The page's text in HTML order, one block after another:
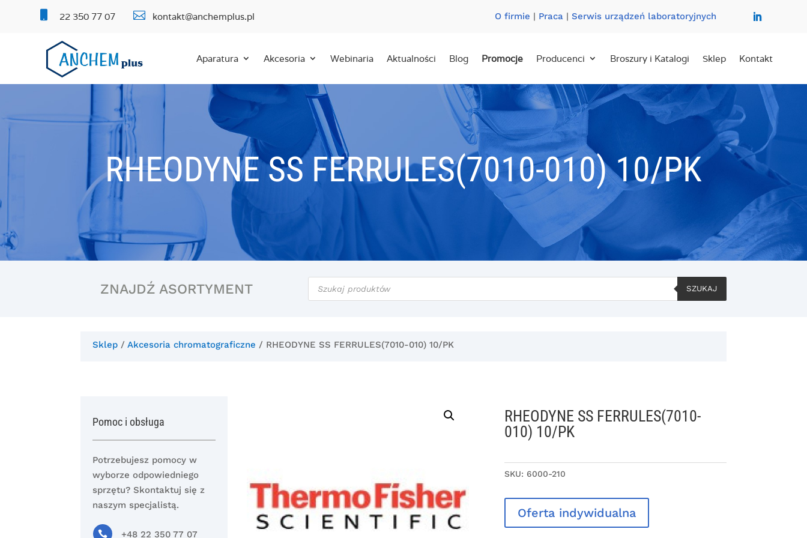
22 350 77 07  kontakt@anchemplus.pl O firmie | Praca| Serwis urządzeń laboratoryjnych
Aparatura Akcesoria Webinaria Aktualności Blog Promocje Producenci Broszury i Katalogi Sklep Kontakt
RHEODYNE SS FERRULES(7010-010) 10/PK
ZNAJDŹ ASORTYMENT
Wyszukiwarka
produktów
SZUKAJ
Sklep /Akcesoria chromatograficzne / RHEODYNE SS FERRULES(7010-010) 10/PK
Pomoc i obsługa
Potrzebujesz pomocy w
wyborze odpowiedniego
sprzętu? Skontaktuj się z
naszym specjalistą.
 +48 22 350 77 07
RHEODYNE SS FERRULES(7010-
010) 10/PK
SKU: 6000-210
Oferta indywidualna